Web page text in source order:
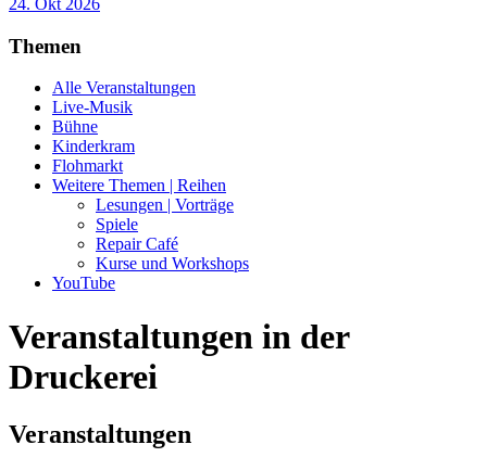
24. Okt 2026
Themen
Alle Veranstaltungen
Live-Musik
Bühne
Kinderkram
Flohmarkt
Weitere Themen | Reihen
Lesungen | Vorträge
Spiele
Repair Café
Kurse und Workshops
YouTube
Veranstaltungen in der
Druckerei
Veranstaltungen